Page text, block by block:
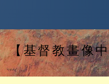
【基督教畫像